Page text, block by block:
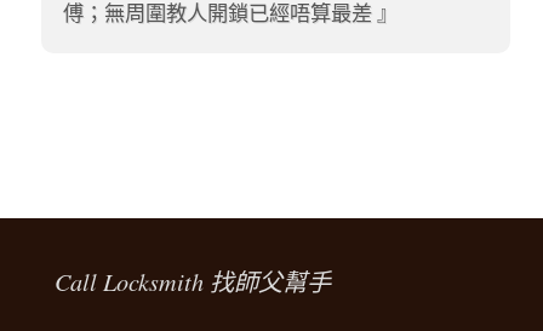
傅；無周圍教人開鎖已經唔算最差
Call Locksmith 找師父幫手